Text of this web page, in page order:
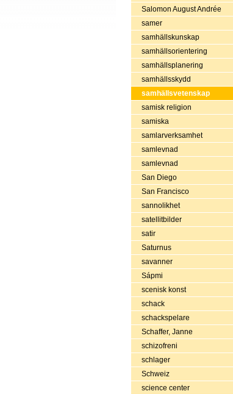
Salomon August Andrée
samer
samhällskunskap
samhällsorientering
samhällsplanering
samhällsskydd
samhällsvetenskap
samisk religion
samiska
samlarverksamhet
samlevnad
samlevnad
San Diego
San Francisco
sannolikhet
satellitbilder
satir
Saturnus
savanner
Sápmi
scenisk konst
schack
schackspelare
Schaffer, Janne
schizofreni
schlager
Schweiz
science center